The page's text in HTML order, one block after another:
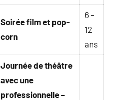
Soirée film et pop-
corn
6 –
12
ans
Journée de théâtre
avec une
professionnelle –